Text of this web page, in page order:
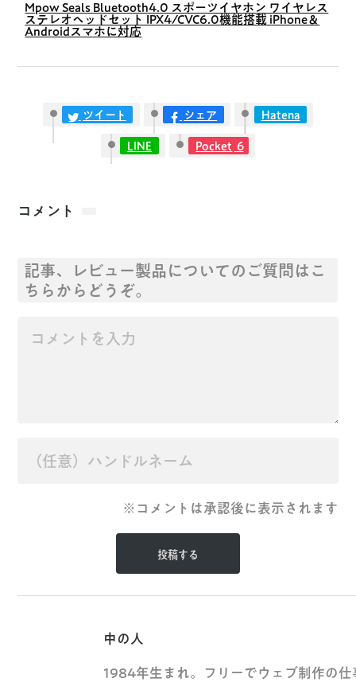
Mpow Seals Bluetooth4.0 スポーツイヤホン ワイヤレス
ステレオヘッドセット IPX4/CVC6.0機能搭載 iPhone＆
Androidスマホに対応
ツイート シェア Hatena
LINE Pocket 6
コメント
記事、レビュー製品についてのご質問はこ
ちらからどうぞ。
※コメントは承認後に表示されます
中の人
1984年生まれ。フリーでウェブ制作の仕